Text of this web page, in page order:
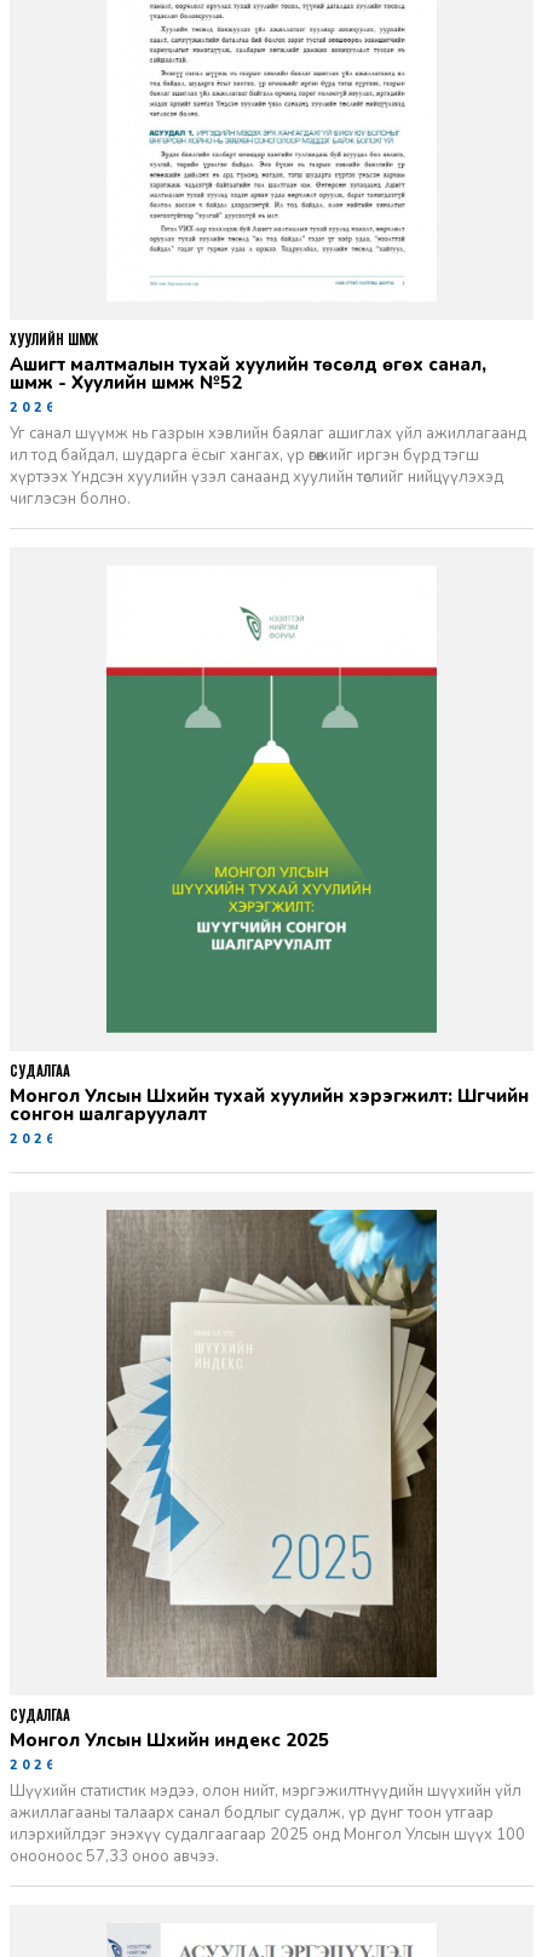
Ашигт малтмалын тухай хуулийн төсөлд өгөх санал,
шүүмж - Хуулийн шүүмж №52
2026-06-29
Уг санал шүүмж нь газрын хэвлийн баялаг ашиглах үйл ажиллагаанд
ил тод байдал, шударга ёсыг хангах, үр өгөөжийг иргэн бүрд тэгш
хүртээх Үндсэн хуулийн үзэл санаанд хуулийн төслийг нийцүүлэхэд
чиглэсэн болно.
ХУУЛИЙН ШҮҮМЖ
Монгол Улсын Шүүхийн тухай хуулийн хэрэгжилт: Шүүгчийн
сонгон шалгаруулалт
2026-06-19
СУДАЛГАА
Монгол Улсын Шүүхийн индекс 2025
2026-06-11
Шүүхийн статистик мэдээ, олон нийт, мэргэжилтнүүдийн шүүхийн үйл
ажиллагааны талаарх санал бодлыг судалж, үр дүнг тоон утгаар
илэрхийлдэг энэхүү судалгаагаар 2025 онд Монгол Улсын шүүх 100
онооноос 57,33 оноо авчээ.
СУДАЛГАА